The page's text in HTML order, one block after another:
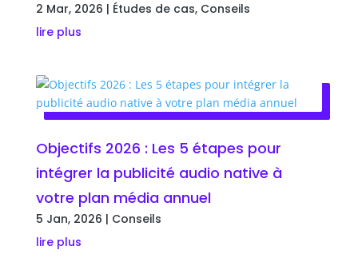
2 Mar, 2026 | Études de cas, Conseils
lire plus
Objectifs 2026 : Les 5 étapes pour
intégrer la publicité audio native à
votre plan média annuel
5 Jan, 2026 | Conseils
lire plus